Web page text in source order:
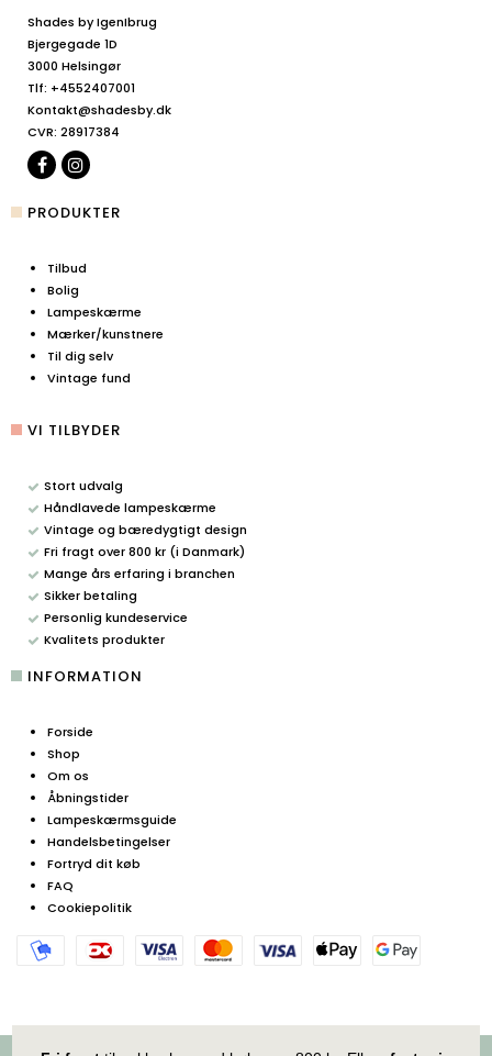
Shades by IgenIbrug
Bjergegade 1D
3000 Helsingør
Tlf: +4552407001
Kontakt@shadesby.dk
CVR: 28917384
PRODUKTER
Tilbud
Bolig
Lampeskærme
Mærker/kunstnere
Til dig selv
Vintage fund
VI TILBYDER
Stort udvalg
Håndlavede lampeskærme
Vintage og bæredygtigt design
Fri fragt over 800 kr (i Danmark)
Mange års erfaring i branchen
Sikker betaling
Personlig kundeservice
Kvalitets produkter
INFORMATION
Forside
Shop
Om os
Åbningstider
Lampeskærmsguide
Handelsbetingelser
Fortryd dit køb
FAQ
Cookiepolitik